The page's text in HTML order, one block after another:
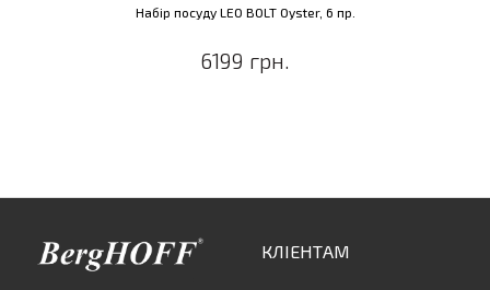
Набір посуду LEO BOLT Oyster, 6 пр.
6199 грн.
КЛІЕНТАМ